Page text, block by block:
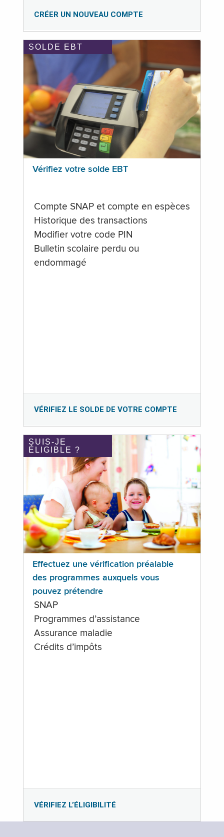
CRÉER UN NOUVEAU COMPTE
SOLDE EBT
Vérifiez votre solde EBT
Compte SNAP et compte en espèces
Historique des transactions
Modifier votre code PIN
Bulletin scolaire perdu ou
endommagé
VÉRIFIEZ LE SOLDE DE VOTRE COMPTE
SUIS-JE
ÉLIGIBLE ?
Effectuez une vérification préalable
des programmes auxquels vous
pouvez prétendre
SNAP
Programmes d’assistance
Assurance maladie
Crédits d’impôts
VÉRIFIEZ L’ÉLIGIBILITÉ